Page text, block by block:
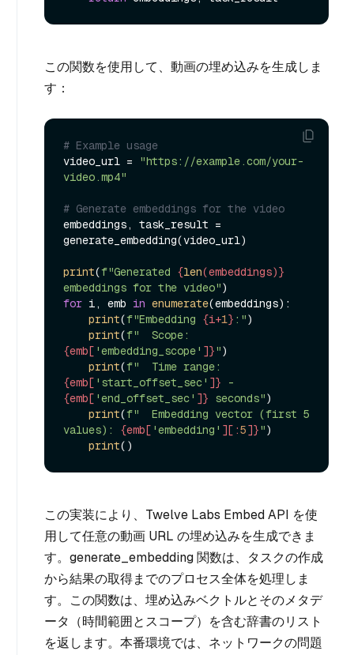
この関数を使用して、動画の埋め込みを生成しま
す：
# Example usage
video_url =
"https://example.com/your-
video.mp4"
# Generate embeddings for the video
embeddings, task_result =
generate_embedding(video_url)
print(f"Generated {len(embeddings)}
embeddings for the video"
for i, emb in enumerate(embeddings):
print(f"Embedding {i+1} :")
print(
{emb[ 'embedding_scope' ]}")
print(
{emb[ 'start_offset_sec' ]}
{emb[ 'end_offset_sec' ]} seconds")
print(f"  Embedding vector (first 5
values): {emb[ 'embedding' ][:5]}")
print
この実装により、Twelve Labs Embed API を使
用して任意の動画 URL の埋め込みを生成できま
す。generate_embedding 関数は、タスクの作成
から結果の取得までのプロセス全体を処理しま
す。この関数は、埋め込みベクトルとそのメタデ
ータ（時間範囲とスコープ）を含む辞書のリスト
を返します。本番環境では、ネットワークの問題